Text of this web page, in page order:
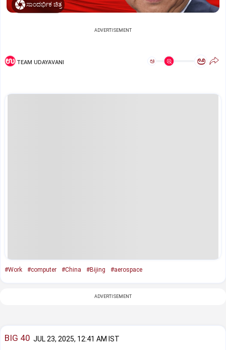
ಸಾಂದರ್ಭಿಕ ಚಿತ್ರ
ADVERTISEMENT
TEAM UDAYAVANI ಅ ಅ
#Work #computer #China #Bijing #aerospace
ADVERTISEMENT
BIG 40 JUL 23, 2025, 12:41 AM IST